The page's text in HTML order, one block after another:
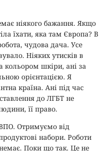
ніякого бажання. Якщо
їхати, яка там Європа? В
чудова дача. Усе
Ніяких утисків в
кольором шкіри, ані за
орієнтацією. Я
країна. Ані під час
до ЛГБТ не
її право.
Отримуємо від
набори. Роботи
Поки що так. Це не